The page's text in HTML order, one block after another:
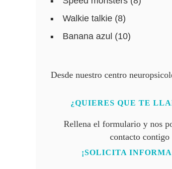
Walkie talkie (8)
Banana azul (10)
Desde nuestro centro
¿QUIERES QUE TE
Rellena el formulario y nos
contacto contigo
¡SOLICITA